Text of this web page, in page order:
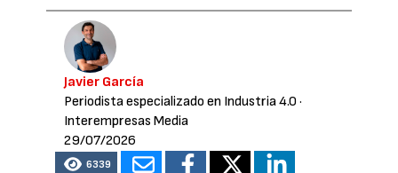
Javier García
Periodista especializado en Industria 4.0 ·
Interempresas Media
29/07/2026
6339